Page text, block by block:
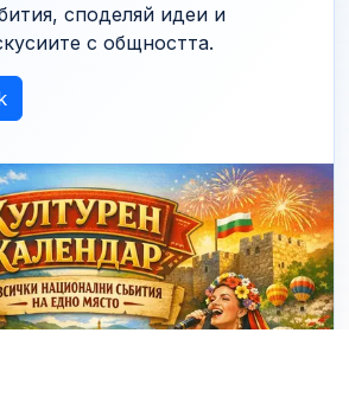
споделяй идеи и
с общността.